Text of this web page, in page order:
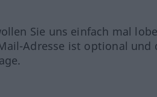
Sie uns einfach mal
Adresse ist optional und